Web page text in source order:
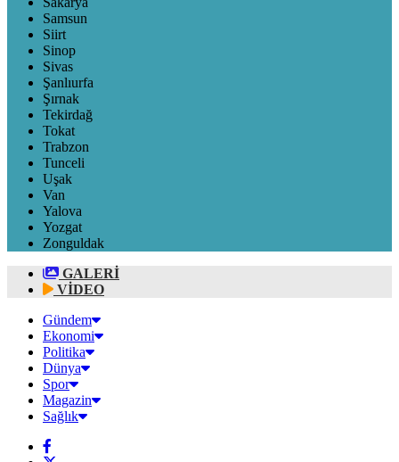
Samsun
Siirt
Sinop
Sivas
Şanlıurfa
Şırnak
Tekirdağ
Tokat
Trabzon
Tunceli
Uşak
Van
Yalova
Yozgat
Zonguldak
GALERİ
VİDEO
Gündem
Ekonomi
Politika
Dünya
Spor
Magazin
Sağlık